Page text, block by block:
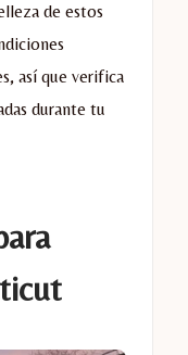
de estos
así que verifica
durante tu